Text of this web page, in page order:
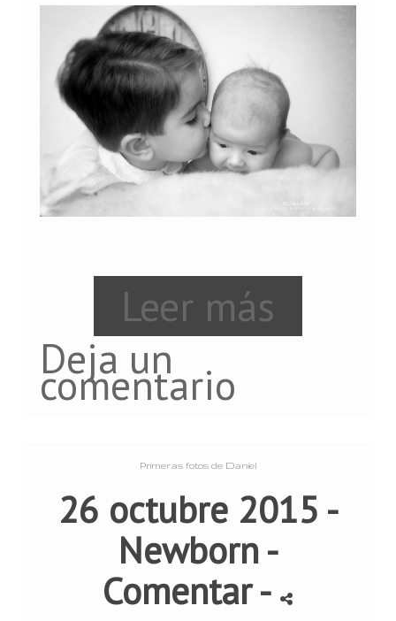
Leer más
Deja un
comentario
Primeras fotos de Daniel
26 octubre 2015 -
Newborn-
Comentar-